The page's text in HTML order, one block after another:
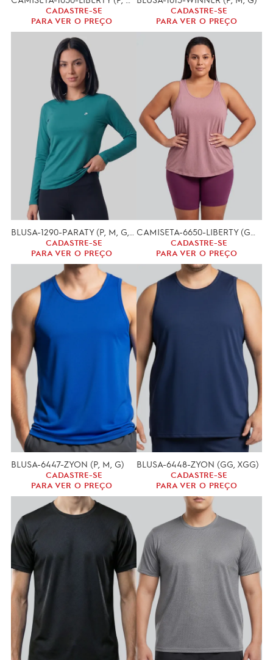
CADASTRE-SE
PARA VER O PREÇO
CADASTRE-SE
PARA VER O PREÇO
CADASTRE-SE
PARA VER O PREÇO
CADASTRE-SE
PARA VER O PREÇO
BLUSA-6447-ZYON (P, M, G)
CADASTRE-SE
PARA VER O PREÇO
BLUSA-6448-ZYON (GG, XGG)
CADASTRE-SE
PARA VER O PREÇO